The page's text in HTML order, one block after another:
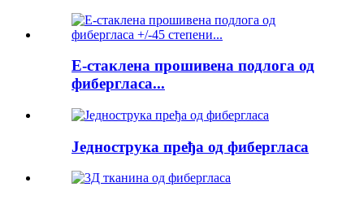
Е-стаклена прошивена подлога од
фибергласа...
Једнострука пређа од фибергласа